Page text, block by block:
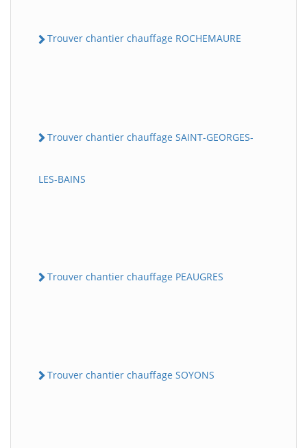
Trouver chantier chauffage ROCHEMAURE
Trouver chantier chauffage SAINT-GEORGES-
LES-BAINS
Trouver chantier chauffage PEAUGRES
Trouver chantier chauffage SOYONS